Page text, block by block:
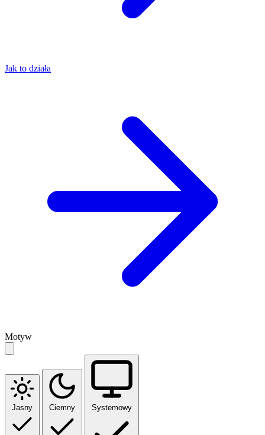
Jak to działa
Motyw
Jasny Ciemny Systemowy